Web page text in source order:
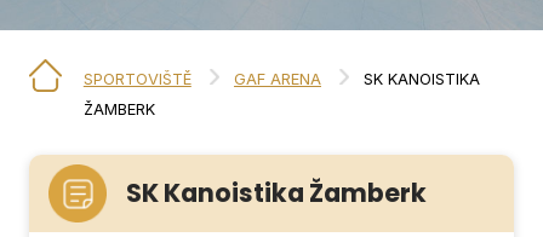
SPORTOVIŠTĚ GAF ARENA
SK KANOISTIKA
ŽAMBERK
SK Kanoistika Žamberk